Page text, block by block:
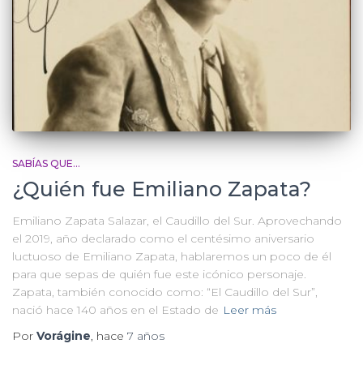
SABÍAS QUE...
¿Quién fue Emiliano Zapata?
Emiliano Zapata Salazar, el Caudillo del Sur. Aprovechando
el 2019, año declarado como el centésimo aniversario
luctuoso de Emiliano Zapata, hablaremos un poco de él
para que sepas de quién fue este icónico personaje.
Zapata, también conocido como: “El Caudillo del Sur”,
nació hace 140 años en el Estado de Leer más
Por Vorágine, hace 7 años